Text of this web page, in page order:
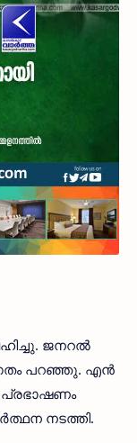
ജനറല്‍
പറഞ്ഞു. എന്‍
നടത്തി.